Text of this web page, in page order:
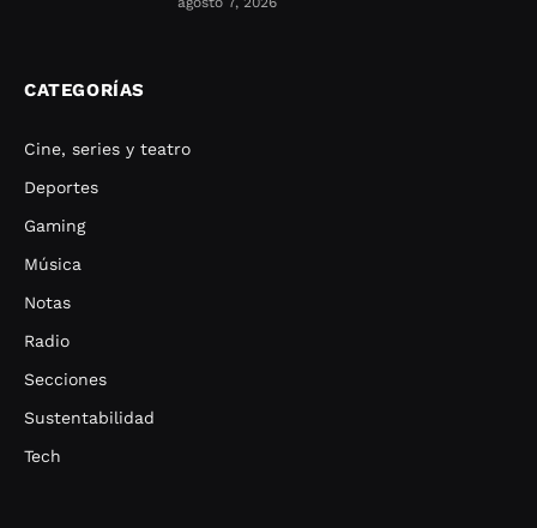
CATEGORÍAS
Cine, series y teatro
Deportes
Gaming
Música
Notas
Radio
Secciones
Sustentabilidad
Tech